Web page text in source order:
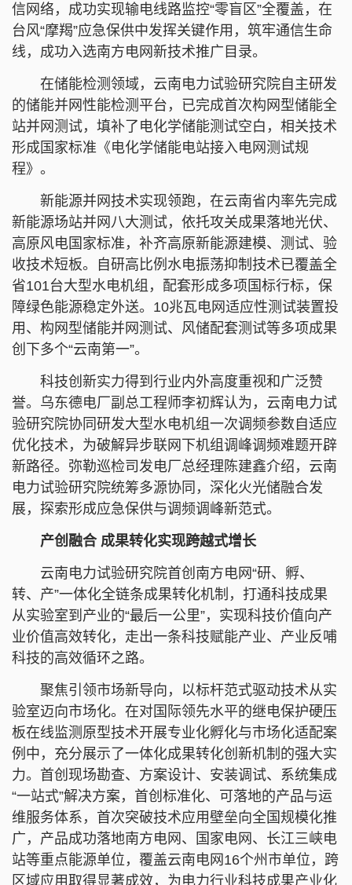
信网络，成功实现输电线路监控“零盲区”全覆盖，在
台风“摩羯”应急保供中发挥关键作用，筑牢通信生命
线，成功入选南方电网新技术推广目录。
在储能检测领域，云南电力试验研究院自主研发
的储能并网性能检测平台，已完成首次构网型储能全
站并网测试，填补了电化学储能测试空白，相关技术
形成国家标准《电化学储能电站接入电网测试规
程》。
新能源并网技术实现领跑，在云南省内率先完成
新能源场站并网八大测试，依托攻关成果落地光伏、
高原风电国家标准，补齐高原新能源建模、测试、验
收技术短板。自研高比例水电振荡抑制技术已覆盖全
省101台大型水电机组，配套形成多项国标行标，保
障绿色能源稳定外送。10兆瓦电网适应性测试装置投
用、构网型储能并网测试、风储配套测试等多项成果
创下多个“云南第一”。
科技创新实力得到行业内外高度重视和广泛赞
誉。乌东德电厂副总工程师李初辉认为，云南电力试
验研究院协同研发大型水电机组一次调频参数自适应
优化技术，为破解异步联网下机组调峰调频难题开辟
新路径。弥勒巡检司发电厂总经理陈建鑫介绍，云南
电力试验研究院统筹多源协同，深化火光储融合发
展，探索形成应急保供与调频调峰新范式。
产创融合 成果转化实现跨越式增长
云南电力试验研究院首创南方电网“研、孵、
转、产”一体化全链条成果转化机制，打通科技成果
从实验室到产业的“最后一公里”，实现科技价值向产
业价值高效转化，走出一条科技赋能产业、产业反哺
科技的高效循环之路。
聚焦引领市场新导向，以标杆范式驱动技术从实
验室迈向市场化。在对国际领先水平的继电保护硬压
板在线监测原型技术开展专业化孵化与市场化适配案
例中，充分展示了一体化成果转化创新机制的强大实
力。首创现场勘查、方案设计、安装调试、系统集成
“一站式”解决方案，首创标准化、可落地的产品与运
维服务体系，首次突破技术应用壁垒向全国规模化推
广，产品成功落地南方电网、国家电网、长江三峡电
站等重点能源单位，覆盖云南电网16个州市单位，跨
区域应用取得显著成效，为电力行业科技成果产业化